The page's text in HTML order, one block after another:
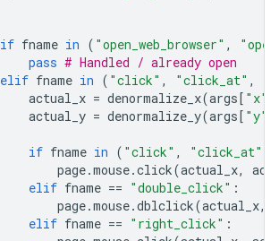
if fname in ( "open_web_browser" ,
pass # Handled / already open
elif fname in ( "click" , "click_at" ,
actual_x = denormalize_x(args[ "x"
actual_y = denormalize_y(args[ "y"
if fname in ( "click" , "click_at"
page.mouse.click(actual_x,
elif fname == "double_click" :
page.mouse.dblclick(actual_x,
elif fname == "right_click" :